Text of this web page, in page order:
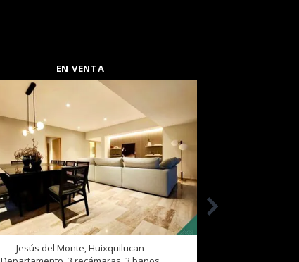
EN VENTA
Jesús del Monte, Huixquilucan